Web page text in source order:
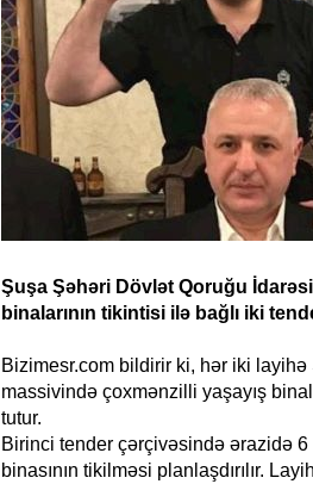
Şuşa Şəhəri Dövlət Qoruğu
binalarının tikintisi ilə bağlı iki
Bizimesr.com bildirir ki, hər iki
massivində çoxmənzilli yaşayış
tutur.
Birinci tender çərçivəsində ərazidə 6
binasının tikilməsi planlaşdırılır.